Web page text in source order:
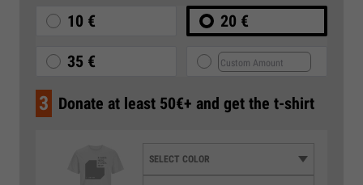
10 € 20 €
35 €
3 Donate at least 50€+ and get the t-shirt